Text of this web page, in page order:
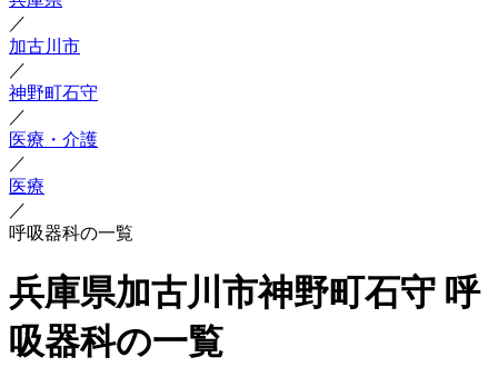
／
加古川市
／
神野町石守
／
医療・介護
／
医療
／
呼吸器科の一覧
兵庫県加古川市神野町石守 呼
吸器科の一覧